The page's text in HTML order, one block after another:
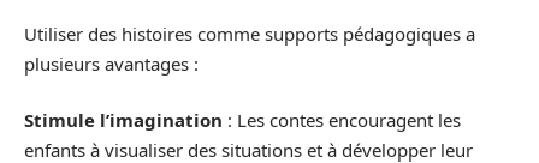
Utiliser des histoires comme supports pédagogiques a
plusieurs avantages :
Stimule l’imagination : Les contes encouragent les
enfants à visualiser des situations et à développer leur